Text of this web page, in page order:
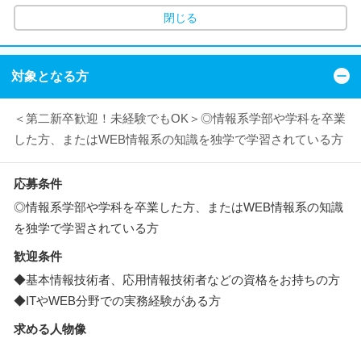
閉じる
対象となる方
＜第二新卒歓迎！未経験でもOK＞◎情報系学部や学科を卒業
した方、またはWEB情報系の知識を独学で学習されている方
応募条件
◎情報系学部や学科を卒業した方、またはWEB情報系の知識
を独学で学習されている方
歓迎条件
◆基本情報技術者、応用情報技術者などの資格をお持ちの方
◆ITやWEB分野での実務経験がある方
求める人物像